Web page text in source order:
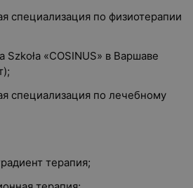
специализация по физиотерапии
Szkoła «COSINUS» в Варшаве
специализация по лечебному
терапия;